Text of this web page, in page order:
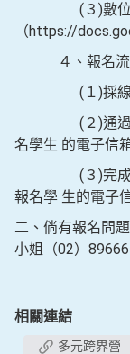
(３)數位
（https://
４、報名流
(１)採線上審
(２)通過審查
名學生 的電子信
(３)完成繳費
報名學 生的電子
二、倘有報名問
小姐（02）
相關連結
多元跨界營